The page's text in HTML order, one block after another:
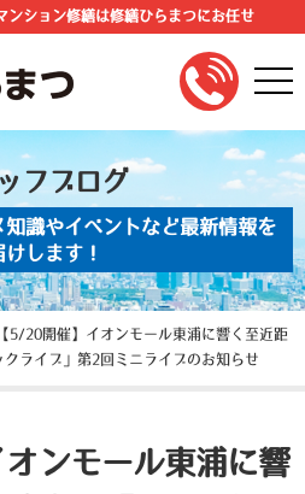
ンション修繕は修繕ひらまつにお任せ
フブログ
識やイベントなど最新情報を
けします！
【5/20開催】イオンモール東浦に響く至近距
ライブ」第2回ミニライブのお知らせ
オンモール東浦に響